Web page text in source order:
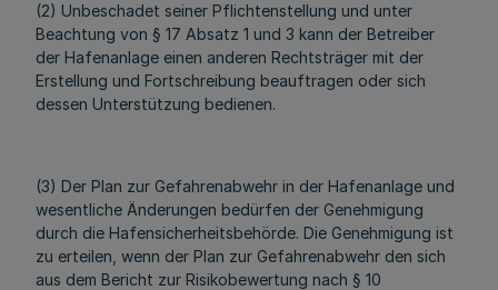
(2) Unbeschadet seiner Pflichtenstellung und unter
Beachtung von § 17 Absatz 1 und 3 kann der Betreiber
der Hafenanlage einen anderen Rechtsträger mit der
Erstellung und Fortschreibung beauftragen oder sich
dessen Unterstützung bedienen.
(3) Der Plan zur Gefahrenabwehr in der Hafenanlage und
wesentliche Änderungen bedürfen der Genehmigung
durch die Hafensicherheitsbehörde. Die Genehmigung ist
zu erteilen, wenn der Plan zur Gefahrenabwehr den sich
aus dem Bericht zur Risikobewertung nach § 10